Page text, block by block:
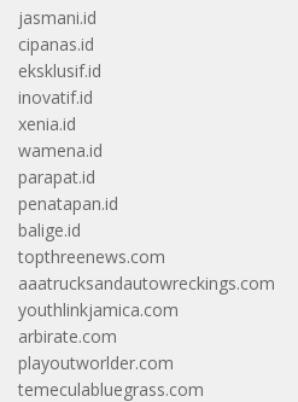
jasmani.id
cipanas.id
eksklusif.id
inovatif.id
xenia.id
wamena.id
parapat.id
penatapan.id
balige.id
topthreenews.com
aaatrucksandautowreckings.com
youthlinkjamica.com
arbirate.com
playoutworlder.com
temeculabluegrass.com